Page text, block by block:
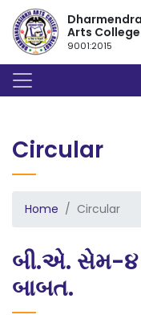
Arts
9001:2015
Circular
Home Circular
બી.એ. સેમ-૪
બાબત.